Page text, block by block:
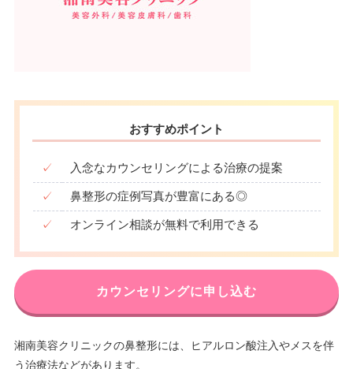
おすすめポイント
✓ 入念なカウンセリングによる治療の提案
✓ 鼻整形の症例写真が豊富にある◎
✓ オンライン相談が無料で利用できる
カウンセリングに申し込む
湘南美容クリニックの鼻整形には、ヒアルロン酸注入やメスを伴
う治療法などがあります。